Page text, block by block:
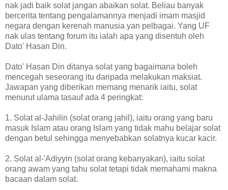
nak jadi baik solat jangan abaikan solat. Beliau banyak
bercerita tentang pengalamannya menjadi imam masjid
negara dengan kerenah manusia yan pelbagai. Yang UF
nak ulas tentang forum itu ialah apa yang disentuh oleh
Dato' Hasan Din.
Dato' Hasan Din ditanya solat yang bagaimana boleh
mencegah seseorang itu daripada melakukan maksiat.
Jawapan yang diberikan memang menarik iaitu, solat
menurut ulama tasauf ada 4 peringkat:
1. Solat al-Jahilin (solat orang jahil), iaitu orang yang baru
masuk Islam atau orang Islam yang tidak mahu belajar solat
dengan betul sehingga menyebabkan solatnya kucar kacir.
2. Solat al-'Adiyyin (solat orang kebanyakan), iaitu solat
orang awam yang tahu solat tetapi tidak memahami makna
bacaan dalam solat.